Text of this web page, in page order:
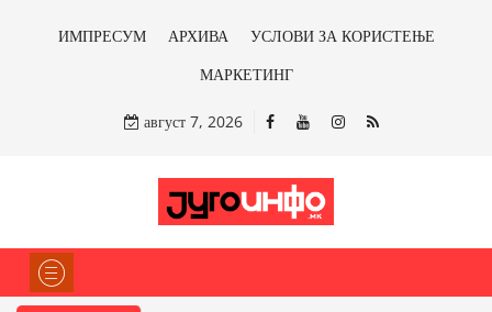
ИМПРЕСУМ АРХИВА
УСЛОВИ ЗА КОРИСТЕЊЕ
МАРКЕТИНГ
август 7, 2026